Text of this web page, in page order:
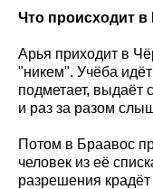
Что происходит в
Арья приходит в
"никем". Учёба
подметает, выдаёт
и раз за разом
Потом в Браавос
человек из её
разрешения